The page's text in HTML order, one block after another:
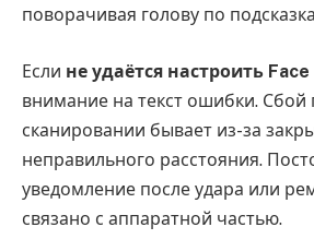
поворачивая голову по
Если не удаётся настроить Face
внимание на текст ошибки.
сканировании бывает из-за
неправильного расстояния.
уведомление после удара или
связано с аппаратной частью.